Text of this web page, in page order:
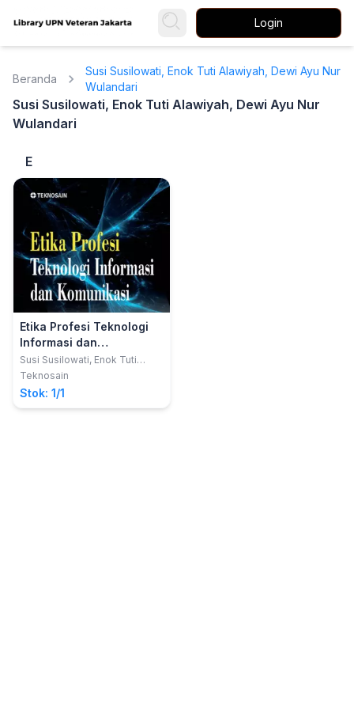
Login
Beranda
Susi Susilowati, Enok Tuti Alawiyah, Dewi Ayu Nur
Wulandari
Susi Susilowati, Enok Tuti Alawiyah, Dewi Ayu Nur
Wulandari
E
Etika Profesi Teknologi
Informasi dan
Komunikasi
Susi Susilowati, Enok Tuti
Alawiyah, Dewi Ayu Nur
Teknosain
Stok: 1/1